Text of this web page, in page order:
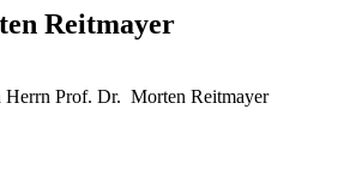
Reitmayer
Prof. Dr. Morten Reitmayer